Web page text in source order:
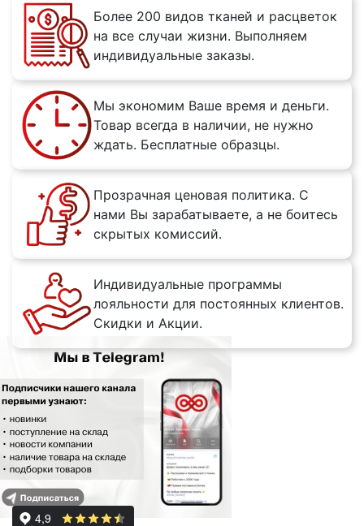
Более 200 видов тканей и расцветок
на все случаи жизни. Выполняем
индивидуальные заказы.
Мы экономим Ваше время и деньги.
Товар всегда в наличии, не нужно
ждать. Бесплатные образцы.
Прозрачная ценовая политика. С
нами Вы зарабатываете, а не боитесь
скрытых комиссий.
Индивидуальные программы
лояльности для постоянных клиентов.
Скидки и Акции.